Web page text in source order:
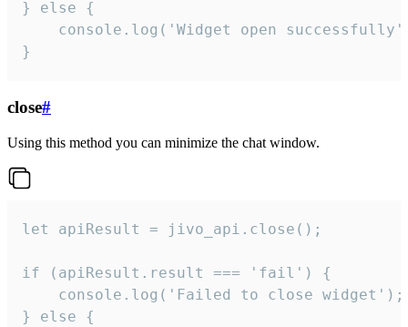
} else {
console.log('Widget open
}
close#
Using this method you can minimize the chat window.
let apiResult = jivo_api.close();
if (apiResult.result === 'fail') {
    console.log('Failed to close widget');
} else {